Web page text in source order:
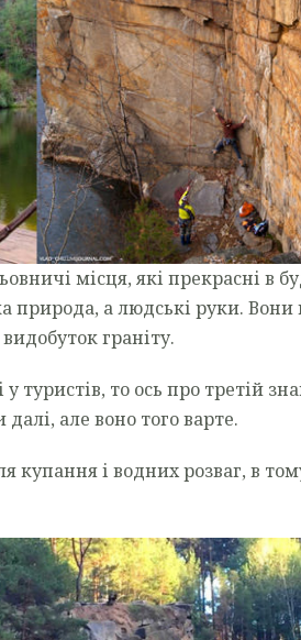
місця, які прекрасні в
природа, а людські руки.
граніту.
туристів, то ось про третій
але воно того варте.
купання і водних розваг, в